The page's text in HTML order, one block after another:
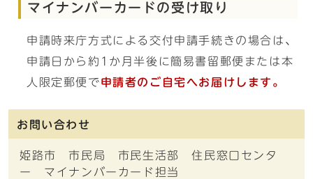
マイナンバーカードの受け取り
申請時来庁方式による交付申請手続きの場合は、
申請日から約1か月半後に簡易書留郵便または本
人限定郵便で申請者の ご自宅へお届けします。
お問い合わせ
姫路市 市民局 市民生活部 住民窓口センタ
ー マイナンバーカード担当